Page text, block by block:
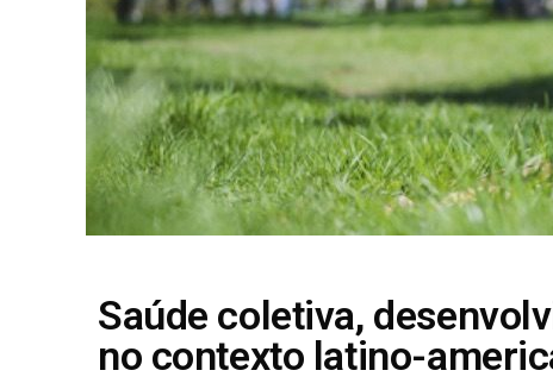
Saúde coletiva,
no contexto latino-